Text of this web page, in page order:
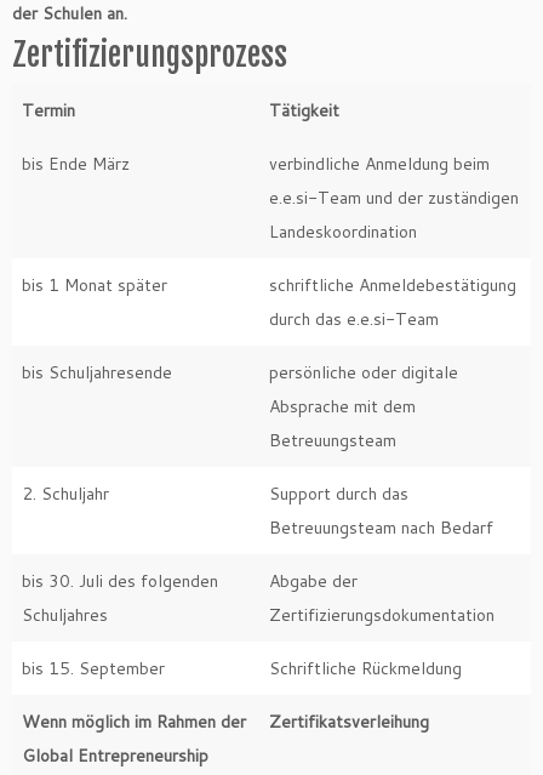
der Schulen an.
Zertifizierungsprozess
Termin Tätigkeit
bis Ende März
verbindliche Anmeldung beim
e.e.si-Team und der zuständigen
Landeskoordination
bis 1 Monat später
schriftliche Anmeldebestätigung
durch das e.e.si-Team
bis Schuljahresende
persönliche oder digitale
Absprache mit dem
Betreuungsteam
2. Schuljahr
Support durch das
Betreuungsteam nach Bedarf
bis 30. Juli des folgenden
Schuljahres
Abgabe der
Zertifizierungsdokumentation
bis 15. September Schriftliche Rückmeldung
Wenn möglich im Rahmen der
Global Entrepreneurship
Zertifikatsverleihung